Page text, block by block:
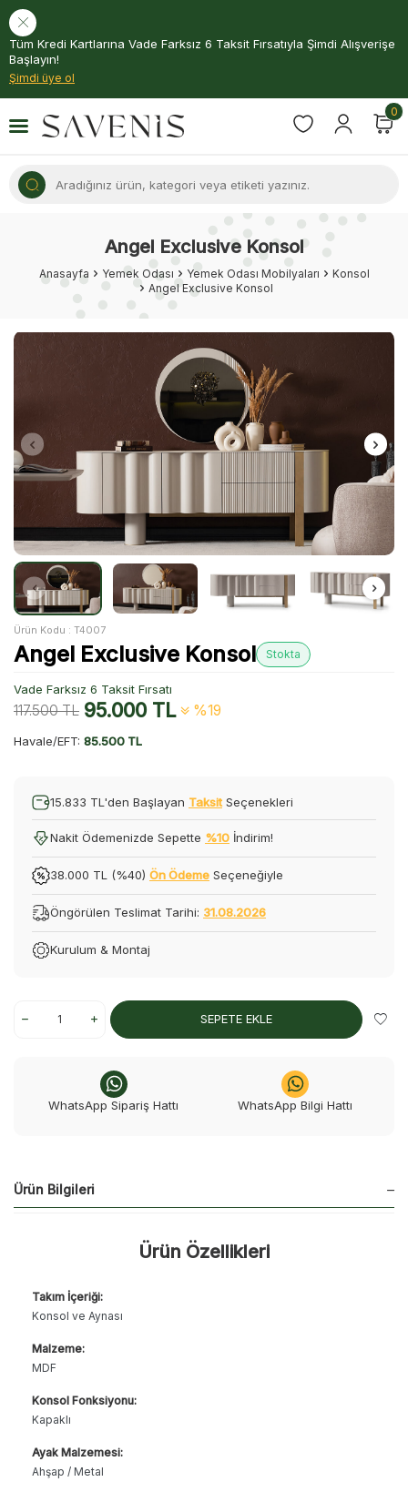
Tüm Kredi Kartlarına Vade Farksız 6 Taksit Fırsatıyla Şimdi Alışverişe
Başlayın!
Şimdi üye ol
0
Angel Exclusive Konsol
Anasayfa Yemek Odası Yemek Odası Mobilyaları
Konsol
Angel Exclusive Konsol
Ürün Kodu : T4007
Angel Exclusive Konsol Stokta
Vade Farksız 6 Taksit Fırsatı
117.500TL 95.000TL %19
Havale/EFT: 85.500 TL
15.833 TL'den Başlayan Taksit Seçenekleri
Nakit Ödemenizde Sepette %10 İndirim!
38.000 TL (%40) Ön Ödeme Seçeneğiyle
Öngörülen Teslimat Tarihi: 31.08.2026
Kurulum & Montaj
SEPETE EKLE
WhatsApp Sipariş Hattı WhatsApp Bilgi Hattı
Ürün Bilgileri
Ürün Özellikleri
Takım İçeriği:
Konsol ve Aynası
Malzeme:
MDF
Konsol Fonksiyonu:
Kapaklı
Ayak Malzemesi:
Ahşap / Metal